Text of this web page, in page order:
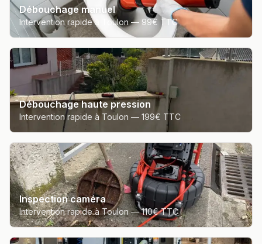
Débouchage manuel
Intervention rapide à Toulon — 99€ TTC
Débouchage haute pression
Intervention rapide à Toulon — 199€ TTC
Inspection caméra
Intervention rapide à Toulon —110€ TTC